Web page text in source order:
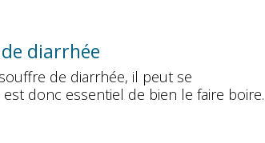
diarrhée
de diarrhée, il peut se
donc essentiel de bien le faire boire.